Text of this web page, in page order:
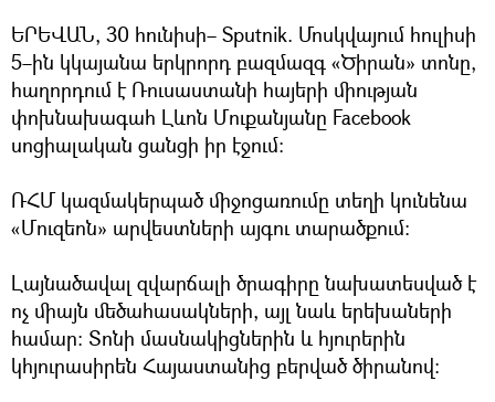
ԵՐԵՎԱՆ, 30 հունիսի– Sputnik. Մոսկվայում հուլիսի
5–ին կկայանա երկրորդ բազմազգ «Ծիրան» տոնը,
հաղորդում է Ռուսաստանի հայերի միության
փոխնախագահ Լևոն Մուքանյանը Facebook
սոցիալական ցանցի իր էջում։
ՌՀՄ կազմակերպած միջոցառումը տեղի կունենա
«Մուզեոն» արվեստների այգու տարածքում։
Լայնածավալ զվարճալի ծրագիրը նախատեսված է
ոչ միայն մեծահասակների, այլ նաև երեխաների
համար։ Տոնի մասնակիցներին և հյուրերին
կհյուրասիրեն Հայաստանից բերված ծիրանով։